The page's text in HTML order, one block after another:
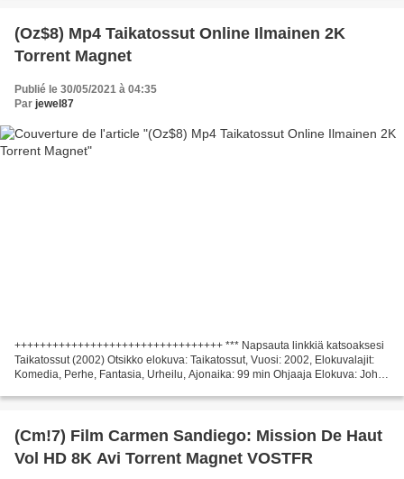
(Oz$8) Mp4 Taikatossut Online Ilmainen 2K
Torrent Magnet
Publié le 30/05/2021 à 04:35
Par jewel87
+++++++++++++++++++++++++++++++++ *** Napsauta linkkiä katsoaksesi
Taikatossut (2002) Otsikko elokuva: Taikatossut, Vuosi: 2002, Elokuvalajit:
Komedia, Perhe, Fantasia, Urheilu, Ajonaika: 99 min Ohjaaja Elokuva: John
(Cm!7) Film Carmen Sandiego: Mission De Haut
Vol HD 8K Avi Torrent Magnet VOSTFR